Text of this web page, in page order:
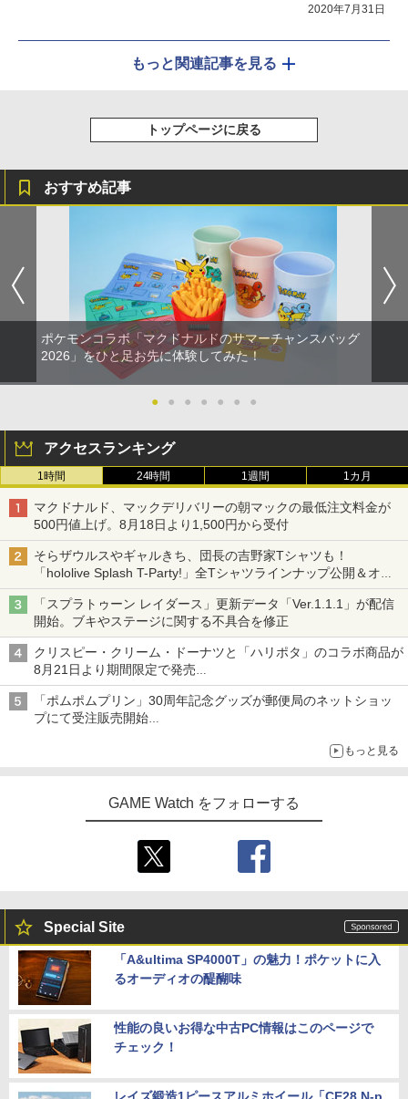
2020年7月31日
もっと関連記事を見る
トップページに戻る
おすすめ記事
ポケモンコラボ「マクドナルドのサマーチャンスバッグ
2026」をひと足お先に体験してみた！
● ● ● ● ● ● ●
アクセスランキング
1時間 24時間 1週間 1カ月
マクドナルド、マックデリバリーの朝マックの最低注文料金が
500円値上げ。8月18日より1,500円から受付
そらザウルスやギャルきち、団長の吉野家Tシャツも！
「hololive Splash T-Party!」全Tシャツラインナップ公開＆オン
ライン販売開始
「スプラトゥーン レイダース」更新データ「Ver.1.1.1」が配信
開始。ブキやステージに関する不具合を修正
クリスピー・クリーム・ドーナツと「ハリポタ」のコラボ商品が
8月21日より期間限定で発売
組分け帽子ドーナツなど見た目も楽しい商品が登場
「ポムポムプリン」30周年記念グッズが郵便局のネットショッ
プにて受注販売開始
もっと見る
GAME Watch をフォローする
Special Site
「A&ultima SP4000T」の魅力！ポケットに入
るオーディオの醍醐味
性能の良いお得な中古PC情報はこのページで
チェック！